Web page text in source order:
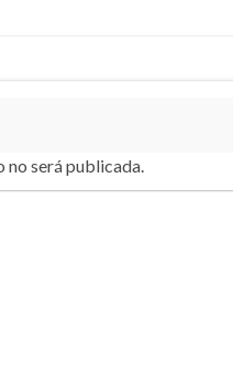
será publicada.